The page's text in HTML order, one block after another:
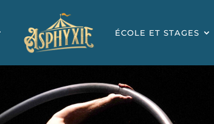
ÉCOLE ET STAGES